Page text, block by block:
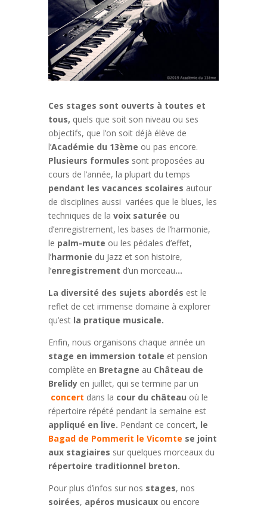
Ces stages sont ouverts à toutes et
tous, quels que soit son niveau ou ses
objectifs, que l’on soit déjà élève de
l’Académie du 13ème ou pas encore.
Plusieurs formules sont proposées au
cours de l’année, la plupart du temps
pendant les vacances scolaires autour
de disciplines aussi variées que le blues, les
techniques de la voix saturée ou
d’enregistrement, les bases de l’harmonie,
le palm-mute ou les pédales d’effet,
l’harmonie du Jazz et son histoire,
l’enregistrement d’un morceau…
La diversité des sujets abordés est le
reflet de cet immense domaine à explorer
qu’estla pratique musicale.
Enfin, nous organisons chaque année un
stage en immersion totale et pension
complète en Bretagne au Château de
Brelidyen juillet, qui se termine par un
concert dans la cour du château où le
répertoire répété pendant la semaine est
appliqué en live. Pendant ce concert, le
Bagad de Pommerit le Vicomte se joint
aux stagiaires sur quelques morceaux du
répertoire traditionnel breton.
Pour plus d’infos sur nos stages, nos
soirées, apéros musicaux ou encore